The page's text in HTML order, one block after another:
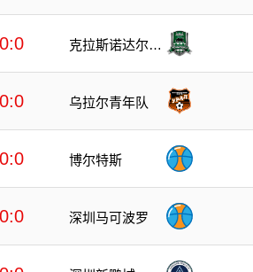
0:0
克拉斯诺达尔青
0:0 乌拉尔青年队
0:0 博尔特斯
0:0 深圳马可波罗